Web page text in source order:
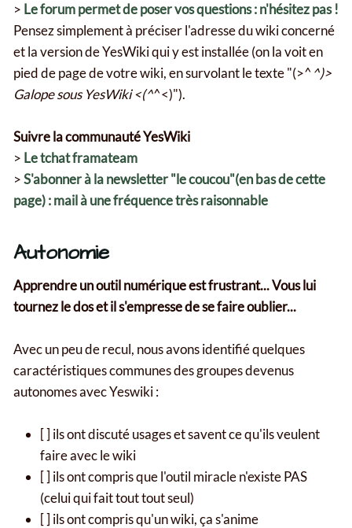
> Le forum permet de poser vos questions : n'hésitez pas !
Pensez simplement à préciser l'adresse du wiki concerné
et la version de YesWiki qui y est installée (on la voit en
pied de page de votre wiki, en survolant le texte "(>^^)>
Galope sous YesWiki <(^^<)").
Suivre la communauté YesWiki
> Le tchat framateam
>S'abonner à la newsletter "le coucou"(en bas de cette
page) : mail à une fréquence très raisonnable
Autonomie
Apprendre un outil numérique est frustrant... Vous lui
tournez le dos et il s'empresse de se faire oublier...
Avec un peu de recul, nous avons identifié quelques
caractéristiques communes des groupes devenus
autonomes avec Yeswiki :
[ ] ils ont discuté usages et savent ce qu'ils veulent
faire avec le wiki
[ ] ils ont compris que l'outil miracle n'existe PAS
(celui qui fait tout tout seul)
[ ] ils ont compris qu'un wiki, ça s'anime